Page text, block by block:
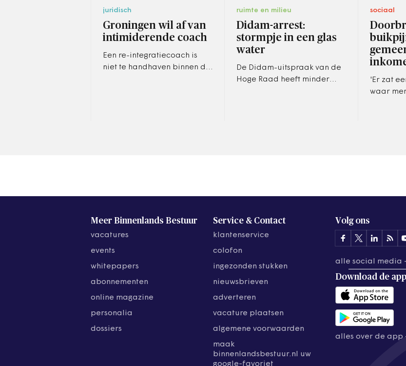
juridisch
Groningen wil af van
intimiderende coach
Een re-integratiecoach is
niet te handhaven binnen de
ruimte en milieu
Didam-arrest:
stormpje in een glas
water
De Didam-uitspraak van de
Hoge Raad heeft minder
sociaal
'Er zat
waar
Meer Binnenlands Bestuur
vacatures
events
whitepapers
abonnementen
online magazine
personalia
dossiers
Service & Contact
klantenservice
colofon
ingezonden stukken
nieuwsbrieven
adverteren
vacature plaatsen
algemene voorwaarden
maak
binnenlandsbestuur.nl uw
google-favoriet
Volg ons
alle social media
Download de app
alles over de app